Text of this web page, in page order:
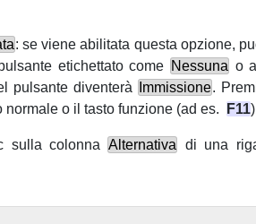
: se viene abilitata questa opzione,
etichettato come Nessuna o
pulsante diventerà
Immissione.
normale o il tasto funzione (ad es. F11
sulla colonna Alternativa
di una